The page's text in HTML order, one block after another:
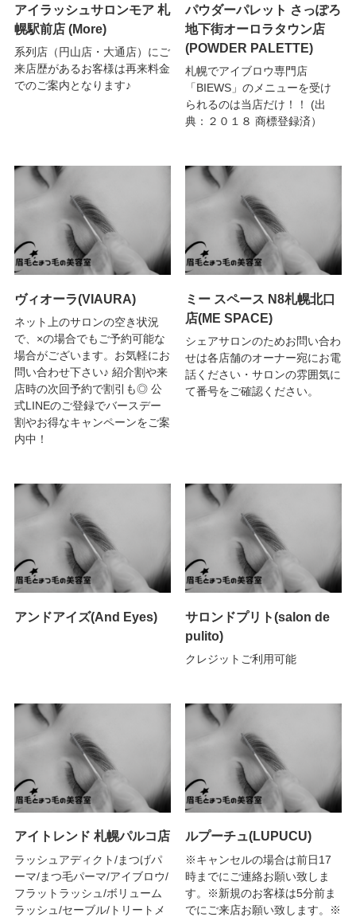
アイラッシュサロンモア 札
幌駅前店 (More)
系列店（円山店・大通店）にご
来店歴があるお客様は再来料金
でのご案内となります♪
パウダーパレット さっぽろ
地下街オーロラタウン店
(POWDER PALETTE)
札幌でアイブロウ専門店
「BIEWS」のメニューを受け
られるのは当店だけ！！ (出
典：２０１８ 商標登録済）
ヴィオーラ(VIAURA)
ネット上のサロンの空き状況
で、×の場合でもご予約可能な
場合がございます。お気軽にお
問い合わせ下さい♪ 紹介割や来
店時の次回予約で割引も◎ 公
式LINEのご登録でバースデー
割やお得なキャンペーンをご案
内中！
ミー スペース N8札幌北口
店(ME SPACE)
シェアサロンのためお問い合わ
せは各店舗のオーナー宛にお電
話ください・サロンの雰囲気に
て番号をご確認ください。
アンドアイズ(And Eyes)
サロンドプリト(salon de
pulito)
クレジットご利用可能
アイトレンド 札幌パルコ店
ラッシュアディクト/まつげパ
ーマ/まつ毛パーマ/アイブロウ/
フラットラッシュ/ボリューム
ラッシュ/セーブル/トリートメ
ルプーチュ(LUPUCU)
※キャンセルの場合は前日17
時までにご連絡お願い致しま
す。※新規のお客様は5分前ま
でにご来店お願い致します。※